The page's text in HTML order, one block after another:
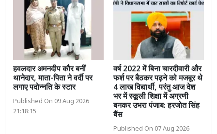
हवलदार अमनदीप कौर बनीं
थानेदार, माता-पिता ने वर्दी पर
लगाए पदोन्नति के स्टार
Published On 09 Aug 2026
21:18:15
वर्ष 2022 में बिना चारदीवारी और
फर्श पर बैठकर पढ़ने को मजबूर थे
4 लाख विद्यार्थी, परंतु आज देश
भर में स्कूली शिक्षा में अग्रणी
बनकर उभरा पंजाब: हरजोत सिंह
बैंस
Published On 07 Aug 2026